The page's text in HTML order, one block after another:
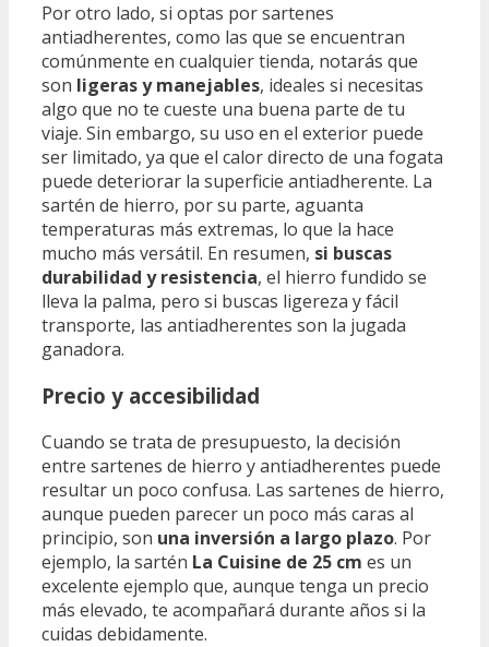
Por otro lado, si optas por sartenes
antiadherentes, como las que se encuentran
comúnmente en cualquier tienda, notarás que
son ligeras y manejables, ideales si necesitas
algo que no te cueste una buena parte de tu
viaje. Sin embargo, su uso en el exterior puede
ser limitado, ya que el calor directo de una fogata
puede deteriorar la superficie antiadherente. La
sartén de hierro, por su parte, aguanta
temperaturas más extremas, lo que la hace
mucho más versátil. En resumen, si buscas
durabilidad y resistencia, el hierro fundido se
lleva la palma, pero si buscas ligereza y fácil
transporte, las antiadherentes son la jugada
ganadora.
Precio y accesibilidad
Cuando se trata de presupuesto, la decisión
entre sartenes de hierro y antiadherentes puede
resultar un poco confusa. Las sartenes de hierro,
aunque pueden parecer un poco más caras al
principio, son una inversión a largo plazo. Por
ejemplo, la sartén La Cuisine de 25 cm es un
excelente ejemplo que, aunque tenga un precio
más elevado, te acompañará durante años si la
cuidas debidamente.